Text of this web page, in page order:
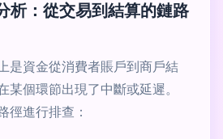
析：從交易到結算的鏈路
是資金從消費者賬戶到商戶結
某個環節出現了中斷或延遲。
徑進行排查：